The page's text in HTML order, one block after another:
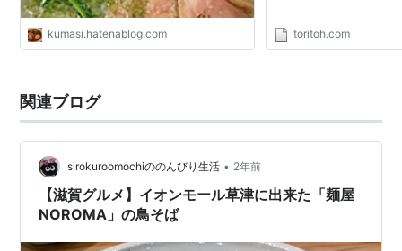
kumasi.hatenablog.com toritoh.com
関連ブログ
sirokuroomochiののんびり生活 • 2年前
【滋賀グルメ】イオンモール草津に出来た「麺屋
NOROMA」の鳥そば